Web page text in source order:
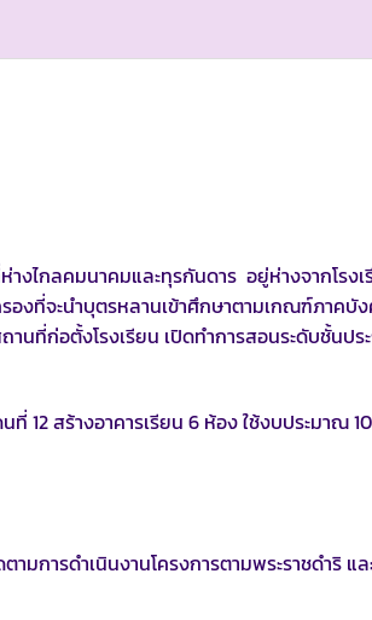
ไกลคมนาคมและทุรกันดาร อยู่ห่างจากโรงเ
องที่จะนำบุตรหลานเข้าศึกษาตามเกณฑ์ภาคบั
นที่ก่อตั้งโรงเรียน เปิดทำการสอนระดับชั้นปร
สร้างอาคารเรียน 6 ห้อง ใช้งบประมาณ
การดำเนินงานโครงการตามพระราชดำริ แล